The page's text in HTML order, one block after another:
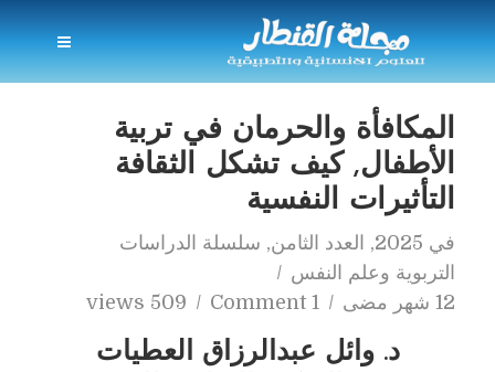
المكافأة والحرمان في تربية
الأطفال, كيف تشكل الثقافة
التأثيرات النفسية
في 2025
, العدد الثامن, سلسلة الدراسات
التربوية وعلم النفس
12 شهر مضى
1 Comment
509 views
د. وائل عبدالرزاق العطيات